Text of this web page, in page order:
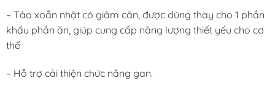
– Tảo xoắn nhật có giảm cân, được dùng thay cho 1 phần
khẩu phần ăn, giúp cung cấp năng lượng thiết yếu cho cơ
thể
– Hỗ trợ cải thiện chức năng gan.